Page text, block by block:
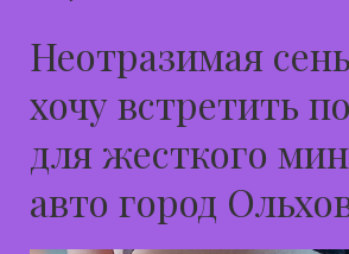
Неотразимая
хочу встретить
для жесткого
авто город